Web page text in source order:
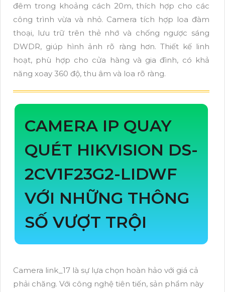
đêm trong khoảng cách 20m, thích hợp cho các
công trình vừa và nhỏ. Camera tích hợp loa đàm
thoại, lưu trữ trên thẻ nhớ và chống ngược sáng
DWDR, giúp hình ảnh rõ ràng hơn. Thiết kế linh
hoạt, phù hợp cho cửa hàng và gia đình, có khả
năng xoay 360 độ, thu âm và loa rõ ràng.
CAMERA IP QUAY
QUÉT HIKVISION DS-
2CV1F23G2-LIDWF
VỚI NHỮNG THÔNG
SỐ VƯỢT TRỘI
Camera link_17 là sự lựa chọn hoàn hảo với giá cả
phải chăng. Với công nghệ tiên tiến, sản phẩm này